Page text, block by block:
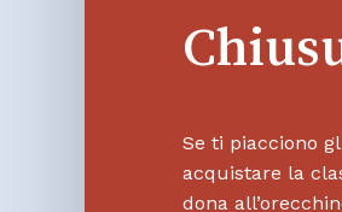
Se ti piacciono
acquistare la
dona